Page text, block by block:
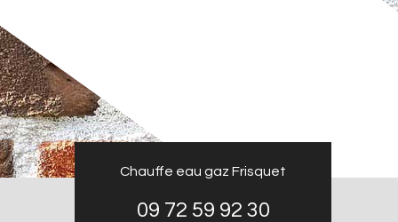
Chauffe eau gaz Frisquet
09 72 59 92 30